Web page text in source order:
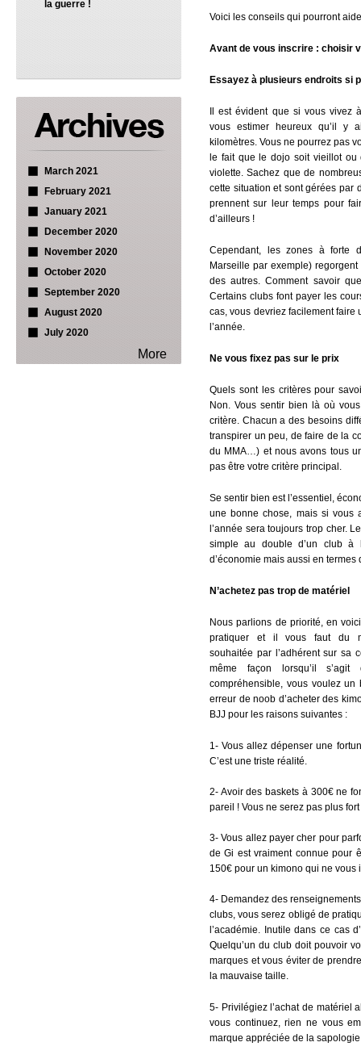
la guerre !
March 2021
February 2021
January 2021
December 2020
November 2020
October 2020
September 2020
August 2020
July 2020
More
Voici les conseils qui pourront
Avant de vous inscrire : choisir
Essayez à plusieurs endroits si
Il est évident que si vous vivez
vous estimer heureux qu’il y
kilomètres. Vous ne pourrez pas
le fait que le dojo soit vieillot
violette. Sachez que de
cette situation et sont gérées par
prennent sur leur temps pour
d’ailleurs !
Cependant, les zones à forte
Marseille par exemple)
des autres. Comment savoir
Certains clubs font payer les
cas, vous devriez facilement faire
l’année.
Ne vous fixez pas sur le prix
Quels sont les critères pour
Non. Vous sentir bien là où
critère. Chacun a des besoins
transpirer un peu, de faire de la
du MMA…) et nous avons tous
pas être votre critère principal.
Se sentir bien est l’essentiel,
une bonne chose, mais si vous
l’année sera toujours trop cher.
simple au double d’un club à
d’économie mais aussi en termes
N’achetez pas trop de matériel
Nous parlions de priorité, en
pratiquer et il vous faut du
souhaitée par l’adhérent sur sa
même façon lorsqu’il s’agit
compréhensible, vous voulez
erreur de noob d’acheter des
BJJ pour les raisons suivantes :
1- Vous allez dépenser une
C’est une triste réalité.
2- Avoir des baskets à 300€ ne
pareil ! Vous ne serez pas plus
3- Vous allez payer cher pour
de Gi est vraiment connue pour
150€ pour un kimono qui ne vous
4- Demandez des
clubs, vous serez obligé de
l’académie. Inutile dans ce cas
Quelqu’un du club doit pouvoir
marques et vous éviter de
la mauvaise taille.
5- Privilégiez l’achat de matériel
vous continuez, rien ne vous
marque appréciée de la